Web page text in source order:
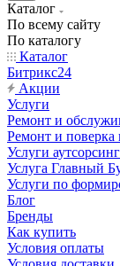
Каталог
По всему сайту
По каталогу
Каталог
Битрикс24
Акции
Услуги
Ремонт и
Ремонт и поверка
Услуги
Услуга Главный
Услуги по
Блог
Бренды
Как купить
Условия оплаты